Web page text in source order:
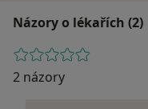
Názory o lékařích (2)
2 názory